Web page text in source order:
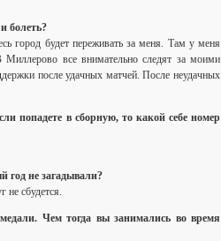
болеть?
город будет переживать за меня. Там у меня
все внимательно следят за моими
после удачных матчей. После неудачных
попадете в сборную, то какой себе номер
год не загадывали?
сбудется.
Чем тогда вы занимались во время